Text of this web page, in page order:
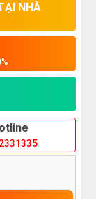
NHÀ